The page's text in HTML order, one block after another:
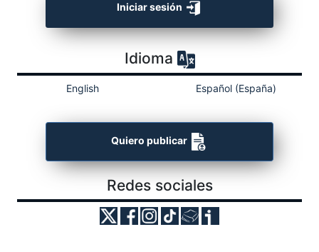
Iniciar sesión
Idioma
English Español (España)
Quiero publicar
Redes sociales